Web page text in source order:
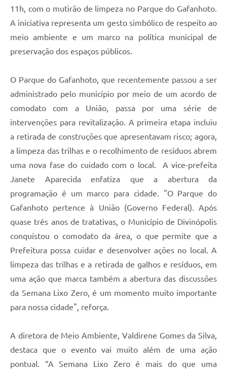
11h, com o mutirão de limpeza no Parque do Gafanhoto.
A iniciativa representa um gesto simbólico de respeito ao
meio ambiente e um marco na política municipal de
preservação dos espaços públicos.
O Parque do Gafanhoto, que recentemente passou a ser
administrado pelo município por meio de um acordo de
comodato com a União, passa por uma série de
intervenções para revitalização. A primeira etapa incluiu
a retirada de construções que apresentavam risco; agora,
a limpeza das trilhas e o recolhimento de resíduos abrem
uma nova fase do cuidado com o local. A vice-prefeita
Janete Aparecida enfatiza que a abertura da
programação é um marco para cidade. "O Parque do
Gafanhoto pertence à União (Governo Federal). Após
quase três anos de tratativas, o Município de Divinópolis
conquistou o comodato da área, o que permite que a
Prefeitura possa cuidar e desenvolver ações no local. A
limpeza das trilhas e a retirada de galhos e resíduos, em
uma ação que marca também a abertura das discussões
da Semana Lixo Zero, é um momento muito importante
para nossa cidade", reforça.
A diretora de Meio Ambiente, Valdirene Gomes da Silva,
destaca que o evento vai muito além de uma ação
pontual. “A Semana Lixo Zero é mais do que uma